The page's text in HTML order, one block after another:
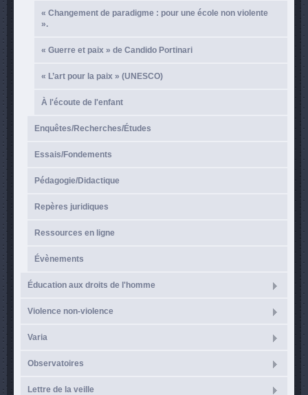
« Changement de paradigme : pour une école non violente
».
« Guerre et paix » de Candido Portinari
« L’art pour la paix » (UNESCO)
À l'écoute de l'enfant
Enquêtes/Recherches/Études
Essais/Fondements
Pédagogie/Didactique
Repères juridiques
Ressources en ligne
Évènements
Éducation aux droits de l'homme
Violence non-violence
Varia
Observatoires
Lettre de la veille